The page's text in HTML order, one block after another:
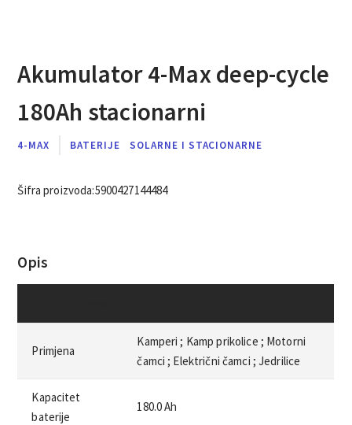
Akumulator 4-Max deep-cycle
180Ah stacionarni
4-MAX BATERIJE SOLARNE I STACIONARNE
Šifra proizvoda:5900427144484
Opis
Primjena
Kamperi ; Kamp prikolice ; Motorni
čamci ; Električni čamci ; Jedrilice
Kapacitet
baterije
180.0 Ah